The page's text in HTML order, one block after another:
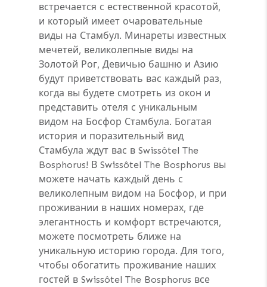
встречается с естественной красотой,
и который имеет очаровательные
виды на Стамбул. Минареты известных
мечетей, великолепные виды на
Золотой Рог, Девичью башню и Азию
будут приветствовать вас каждый раз,
когда вы будете смотреть из окон и
представить отеля с уникальным
видом на Босфор Стамбула. Богатая
история и поразительный вид
Стамбула ждут вас в Swissôtel The
Bosphorus! В Swissôtel The Bosphorus вы
можете начать каждый день с
великолепным видом на Босфор, и при
проживании в наших номерах, где
элегантность и комфорт встречаются,
можете посмотреть ближе на
уникальную историю города. Для того,
чтобы обогатить проживание наших
гостей в Swissôtel The Bosphorus все